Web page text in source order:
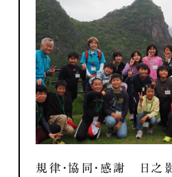
規律・協同・感謝 日